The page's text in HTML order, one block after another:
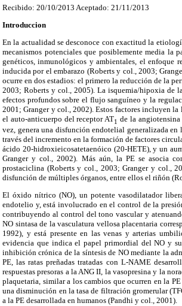
Recibido: 20/10/2013 Aceptado: 21/11/2013
Introduccion
En la actualidad se desconoce con exactitud la
mecanismos potenciales que posiblemente media la
genéticos, inmunológicos y ambientales, el enfoque
inducida por el embarazo (Roberts y col., 2003;
ocurre en dos estadios: el primero la reducción de la
2003; Roberts y col., 2005). La isquemia/hipoxia de
efectos profundos sobre el flujo sanguíneo y la
2001; Granger y col., 2002). Estos factores incluyen
el auto-anticuerpo del receptor AT1 de la angiotensina
vez, genera una disfunción endotelial generalizada
través del incremento en la formación de factores
ácido 20-hidroxieicosatetaenóico (20-HETE), y un
Granger y col., 2002). Más aún, la PE se asocia
prostaciclina (Roberts y col., 2003; Granger y col.,
disfunción de múltiples órganos, entre ellos el riñón
El óxido nítrico (NO), un potente vasodilatador
endotelio y, está involucrado en el control de la
contribuyendo al control del tono vascular y
NO sintasa de la vasculatura vellosa placentaria
1992), y está presente en las venas y arterias
evidencia que indica el papel primordial del NO y
inhibición crónica de la síntesis de NO mediante la
PE, las ratas preñadas tratadas con L-NAME
respuestas presoras a la ANG II, la vasopresina y la
plaquetaria, similar a los cambios que ocurren en la
una disminución en la tasa de filtración gromerular
a la PE desarrollada en humanos (Pandhi y col., 2001).